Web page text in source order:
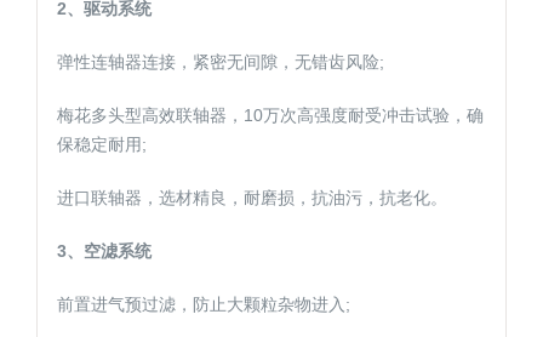
2、驱动系统
弹性连轴器连接，紧密无间隙，无错齿风险;
梅花多头型高效联轴器，10万次高强度耐受冲击试验，确
保稳定耐用;
进口联轴器，选材精良，耐磨损，抗油污，抗老化。
3、空滤系统
前置进气预过滤，防止大颗粒杂物进入;